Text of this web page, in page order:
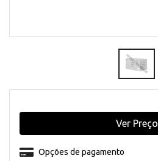
Opções de pagamento
Ver Preço